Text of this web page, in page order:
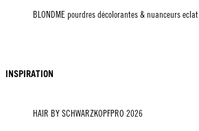
BLONDME pourdres décolorantes & nuanceurs eclat
INSPIRATION
HAIR BY SCHWARZKOPFPRO 2026